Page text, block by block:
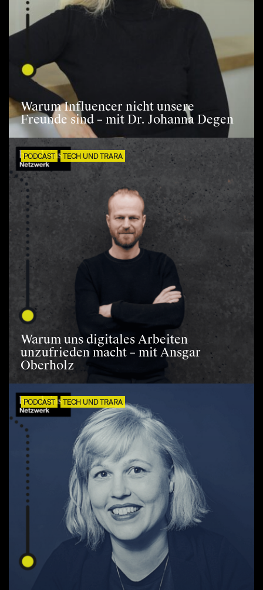
Warum Influencer nicht unsere
Freunde sind – mit Dr. Johanna Degen
PODCAST TECH UND TRARA
Warum uns digitales Arbeiten
unzufrieden macht – mit Ansgar
Oberholz
PODCAST TECH UND TRARA